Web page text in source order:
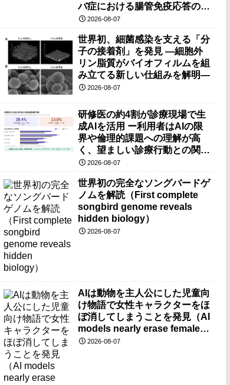
バ症における腸管免疫応答の理
解に期待ー
2026-08-07
世界初、細菌感染を支える「分
子の接着剤」を発見 ―細胞外
リン脂質がバイオフィルムを組
み立てる新しい仕組みを解明―
2026-08-07
研修医の約4割が診療現場で生
成AIを活用 ー利用者はAIの限
界や倫理的課題への理解が高
く、望ましい診療行動との関連
も確認ー
2026-08-07
世界初の完全なソングバードゲ
ノムを解読（First complete
songbird genome reveals
hidden biology）
2026-08-07
AIは動物を主人公にした児童向
け物語で女性キャラクターをほ
ぼ消してしまうことを発見（AI
models nearly erase female
characters when they write
2026-08-07